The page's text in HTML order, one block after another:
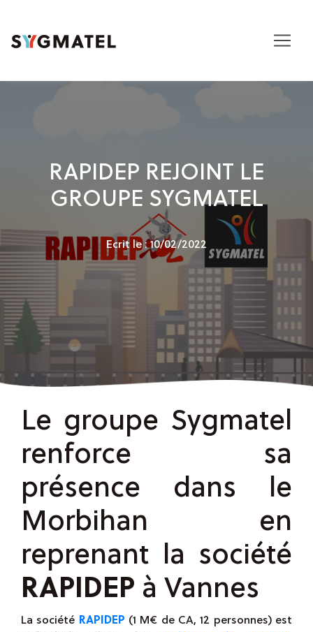
RAPIDEP REJOINT LE
GROUPE SYGMATEL
Ecrit le : 10/02/2022
Le groupe Sygmatel
renforce sa
présence dans le
Morbihan en
reprenant la société
RAPIDEP à Vannes
La société RAPIDEP (1 M€ de CA, 12 personnes) est